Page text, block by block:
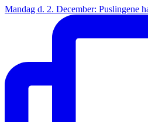
Mandag d. 2. December: Puslingene